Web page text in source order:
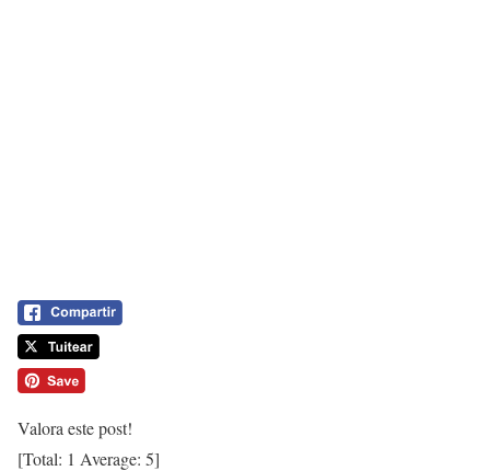
Valora este post!
[Total: 1 Average: 5]